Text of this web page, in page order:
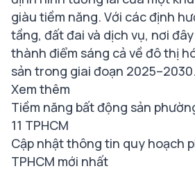
giàu tiềm năng. Với các định
tầng, đất đai và dịch vụ, nơi
thành điểm sáng cả về đô thị
sản trong giai đoạn 2025–2030.
Xem thêm
Tiềm năng bất động sản
11 TPHCM
Cập nhật thông tin quy hoạch
TPHCM mới nhất